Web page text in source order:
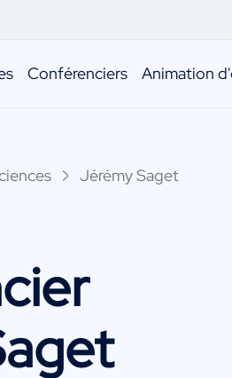
Conférenciers Animation
Jérémy Saget